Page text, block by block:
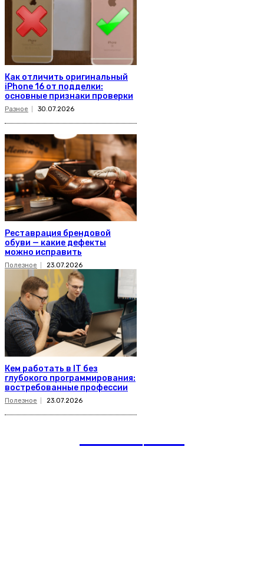
Как отличить оригинальный
iPhone 16 от подделки:
основные признаки проверки
Разное 30.07.2026
Реставрация брендовой
обуви — какие дефекты
можно исправить
Полезное 23.07.2026
Кем работать в IT без
глубокого программирования:
востребованные профессии
Полезное 23.07.2026